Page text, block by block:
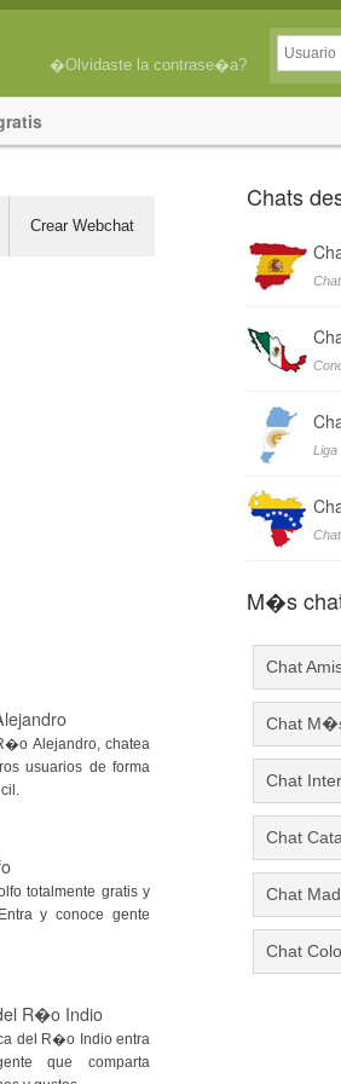
�Olvidaste la contrase�a?
Crear Webchat
Alejandro, chatea
usuarios de forma
totalmente gratis y
y conoce gente
R�o Indio
del R�o Indio entra
que comparta
Chats
Liga
M�s
Chat
Chat
Chat
Chat
Chat
Chat